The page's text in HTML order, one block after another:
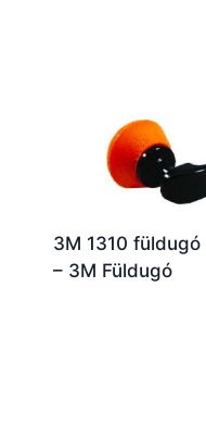
3M 1310 füldugó
– 3M Füldugó